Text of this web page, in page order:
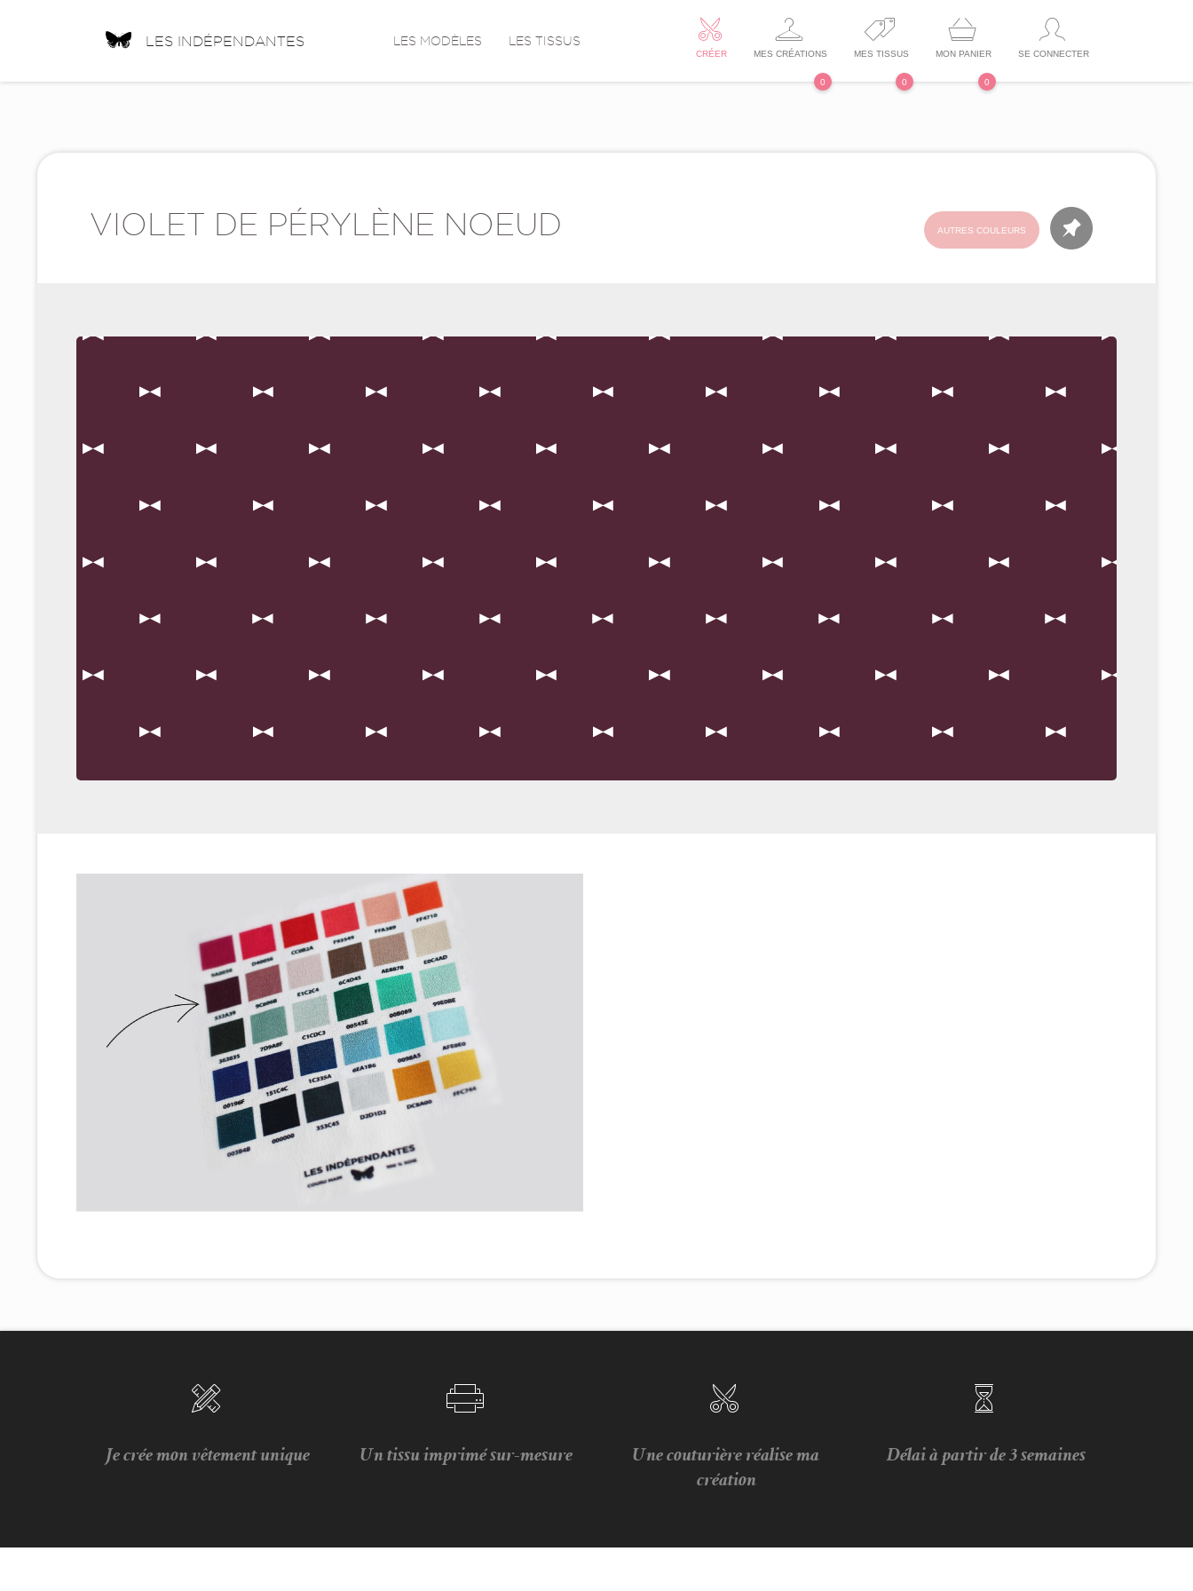
LES INDÉPENDANTES LES MODÈLES LES TISSUS
CRÉER MES CRÉATIONS
0
MES TISSUS
0
MON PANIER
0
SE CONNECTER
VIOLET DE PÉRYLÈNE NOEUD AUTRES COULEURS
Je crée mon vêtement unique Un tissu imprimé sur-mesure
Une couturière réalise ma
création
Délai à partir de 3 semaines